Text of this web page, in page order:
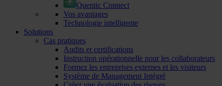
Quentic Connect
Vos avantages
Technologie intelligente
Solutions
Cas pratiques
Audits et certifications
Instruction opérationnelle pour les collaborateurs
Formez les entreprises externes et les visiteurs
Système de Management Intégré